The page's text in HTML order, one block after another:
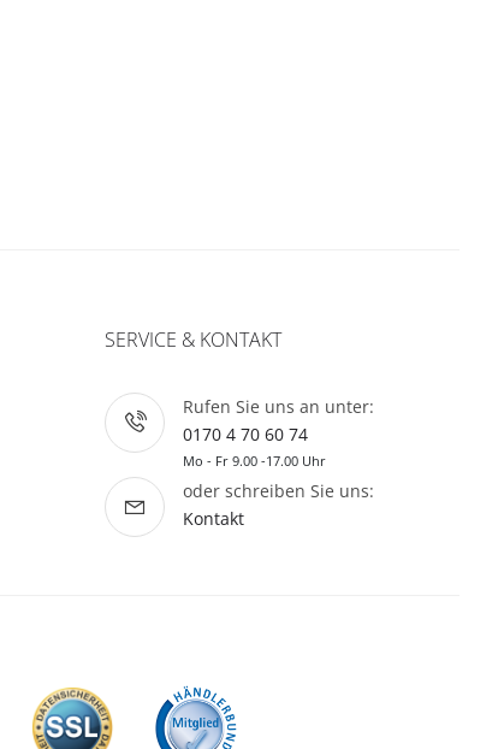
SERVICE & KONTAKT
Rufen Sie uns an unter:
0170 4 70 60 74
Mo - Fr 9.00 -17.00 Uhr
oder schreiben Sie uns:
Kontakt